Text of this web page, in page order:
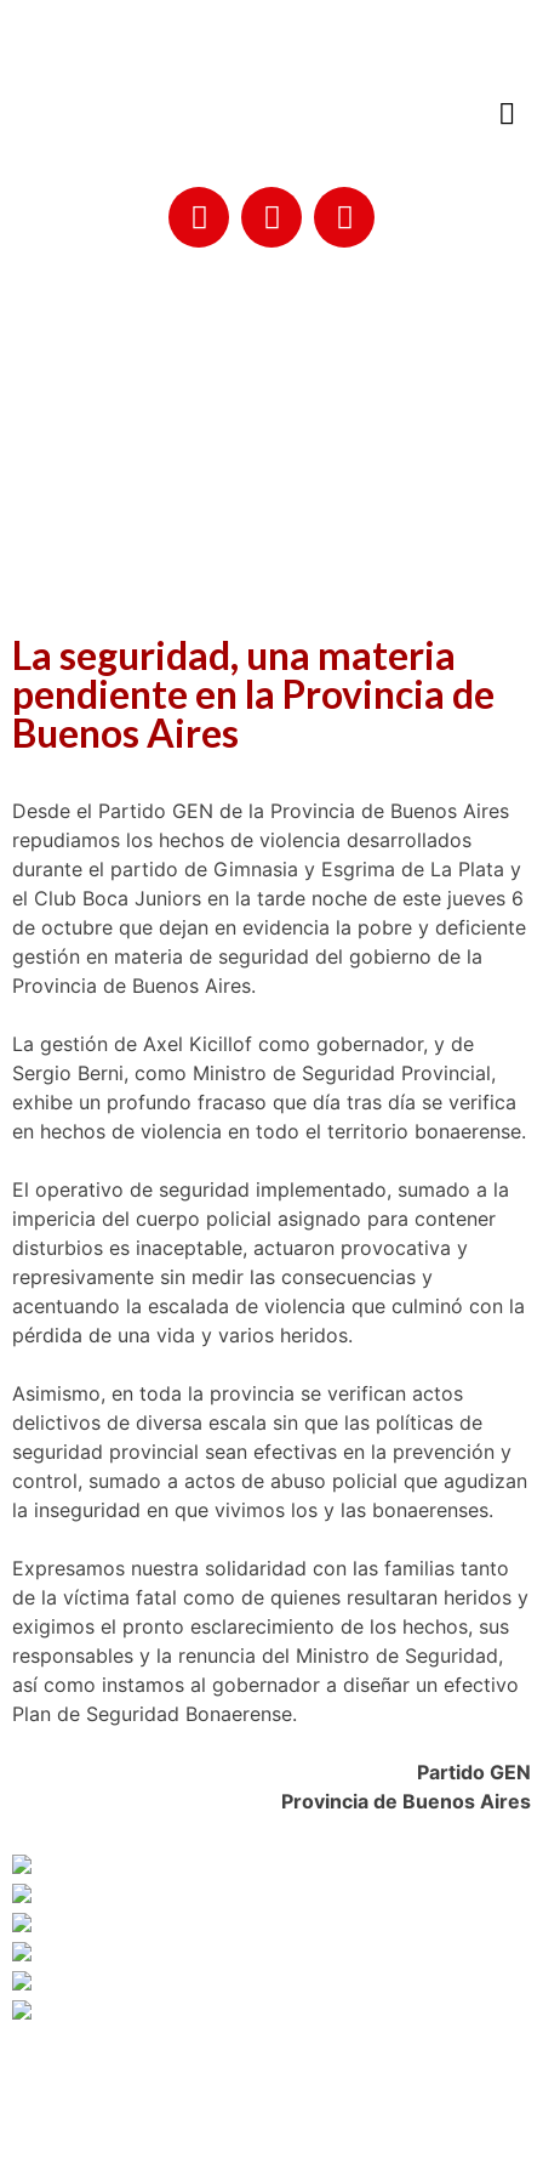
La seguridad, una materia
pendiente en la Provincia de
Buenos Aires
Desde el Partido GEN de la Provincia de Buenos Aires
repudiamos los hechos de violencia desarrollados
durante el partido de Gimnasia y Esgrima de La Plata y
el Club Boca Juniors en la tarde noche de este jueves 6
de octubre que dejan en evidencia la pobre y deficiente
gestión en materia de seguridad del gobierno de la
Provincia de Buenos Aires.
La gestión de Axel Kicillof como gobernador, y de
Sergio Berni, como Ministro de Seguridad Provincial,
exhibe un profundo fracaso que día tras día se verifica
en hechos de violencia en todo el territorio bonaerense.
El operativo de seguridad implementado, sumado a la
impericia del cuerpo policial asignado para contener
disturbios es inaceptable, actuaron provocativa y
represivamente sin medir las consecuencias y
acentuando la escalada de violencia que culminó con la
pérdida de una vida y varios heridos.
Asimismo, en toda la provincia se verifican actos
delictivos de diversa escala sin que las políticas de
seguridad provincial sean efectivas en la prevención y
control, sumado a actos de abuso policial que agudizan
la inseguridad en que vivimos los y las bonaerenses.
Expresamos nuestra solidaridad con las familias tanto
de la víctima fatal como de quienes resultaran heridos y
exigimos el pronto esclarecimiento de los hechos, sus
responsables y la renuncia del Ministro de Seguridad,
así como instamos al gobernador a diseñar un efectivo
Plan de Seguridad Bonaerense.
Partido GEN
Provincia de Buenos Aires